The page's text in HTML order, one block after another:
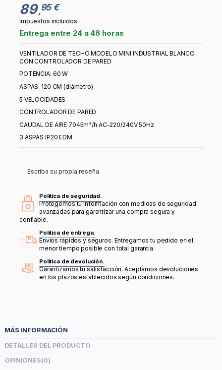
89,95 €
Impuestos incluidos
Entrega entre 24 a 48 horas
VENTILADOR DE TECHO MODELO MINI INDUSTRIAL BLANCO
CON CONTROLADOR DE PARED
POTENCIA: 60 W
ASPAS: 120 CM (diámetro)
5 VELOCIDADES
CONTROLADOR DE PARED
CAUDAL DE AIRE 7045m³/h AC-220/240V 50Hz
3 ASPAS IP20 EDM
Escriba su propia reseña
Política de seguridad.
Protegemos tu información con medidas de seguridad
avanzadas para garantizar una compra segura y
confiable.
Política de entrega.
Envíos rápidos y seguros. Entregamos tu pedido en el
menor tiempo posible con total garantía.
Política de devolución.
Garantizamos tu satisfacción. Aceptamos devoluciones
en los plazos establecidos según condiciones.
MÁS INFORMACIÓN
DETALLES DEL PRODUCTO
OPINIONES(0)